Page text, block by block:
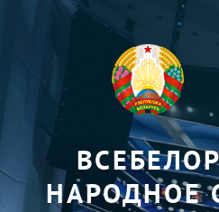
НАРОДНОЕ